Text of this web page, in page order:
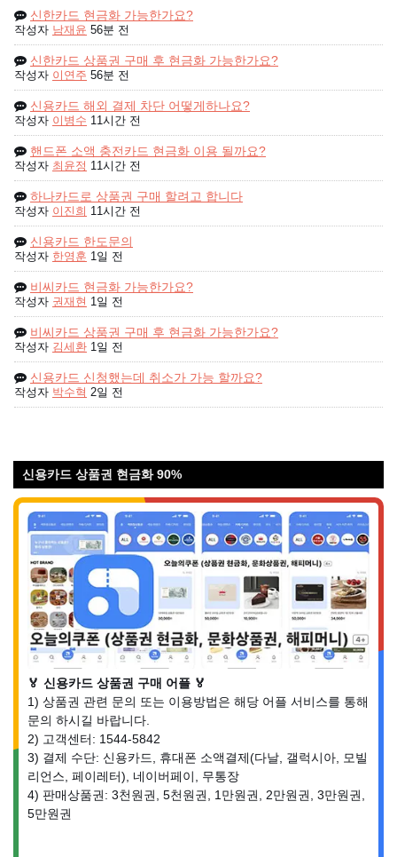
신한카드 현금화 가능한가요?
작성자 남재윤 56분 전
신한카드 상품권 구매 후 현금화 가능한가요?
작성자 이연주 56분 전
신용카드 해외 결제 차단 어떻게하나요?
작성자 이병수 11시간 전
핸드폰 소액 충전카드 현금화 이용 될까요?
작성자 최윤정 11시간 전
하나카드로 상품권 구매 할려고 합니다
작성자 이진희 11시간 전
신용카드 한도문의
작성자 한영훈 1일 전
비씨카드 현금화 가능한가요?
작성자 권재현 1일 전
비씨카드 상품권 구매 후 현금화 가능한가요?
작성자 김세환 1일 전
신용카드 신청했는데 취소가 가능 할까요?
작성자 박수혁 2일 전
신용카드 상품권 현금화 90%
🏅 신용카드 상품권 구매 어플 🏅
1) 상품권 관련 문의 또는 이용방법은 해당 어플 서비스를 통해
문의 하시길 바랍니다.
2) 고객센터: 1544-5842
3) 결제 수단: 신용카드, 휴대폰 소액결제(다날, 갤럭시아, 모빌
리언스, 페이레터), 네이버페이, 무통장
4) 판매상품권: 3천원권, 5천원권, 1만원권, 2만원권, 3만원권,
5만원권